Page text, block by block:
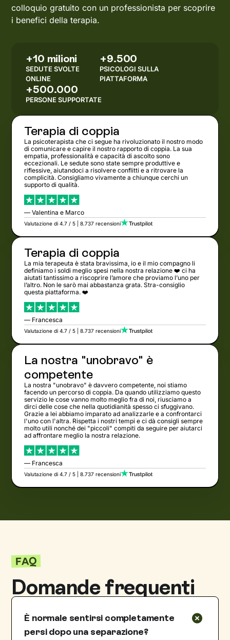
colloquio gratuito con un professionista per scoprire
i benefici della terapia.
+10 milioni
SEDUTE SVOLTE
ONLINE
+9.500
PSICOLOGI SULLA
PIATTAFORMA
+500.000
PERSONE SUPPORTATE
Terapia di coppia
La psicoterapista che ci segue ha rivoluzionato il nostro modo
di comunicare e capire il nostro rapporto di coppia. La sua
empatia, professionalità e capacità di ascolto sono
eccezionali. Le sedute sono state sempre produttive e
riflessive, aiutandoci a risolvere conflitti e a ritrovare la
complicità. Consigliamo vivamente a chiunque cerchi un
supporto di qualità.
— Valentina e Marco
Valutazione di 4.7 / 5 | 8.737 recensioni
Terapia di coppia
La mia terapeuta è stata bravissima, io e il mio compagno li
definiamo i soldi meglio spesi nella nostra relazione ❤️ ci ha
aiutati tantissimo a riscoprire l’amore che proviamo l’uno per
l’altro. Non le sarò mai abbastanza grata. Stra-consiglio
questa piattaforma. ❤️
— Francesca
Valutazione di 4.7 / 5 | 8.737 recensioni
La nostra "unobravo" è
competente
La nostra "unobravo" è davvero competente, noi stiamo
facendo un percorso di coppia. Da quando utilizziamo questo
servizio le cose vanno molto meglio fra di noi, riusciamo a
dirci delle cose che nella quotidianità spesso ci sfuggivano.
Grazie a lei abbiamo imparato ad analizzarle e a confrontarci
l'uno con l'altra. Rispetta i nostri tempi e ci dà consigli sempre
molto utili nonché dei "piccoli" compiti da seguire per aiutarci
ad affrontare meglio la nostra relazione.
— Francesca
Valutazione di 4.7 / 5 | 8.737 recensioni
FAQ
Domande frequenti
È normale sentirsi completamente
persi dopo una separazione?